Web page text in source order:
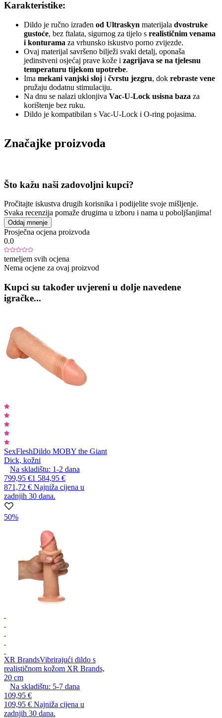
Karakteristike:
Dildo je ručno izrađen od Ultraskyn materijala dvostruke
gustoće, bez ftalata, sigurnog za tijelo s realističnim venama
i konturama za vrhunsko iskustvo porno zvijezde.
Ovaj materijal savršeno bilježi svaki detalj, oponaša
jedinstveni osjećaj prave kože i zagrijava se na tjelesnu
temperaturu tijekom upotrebe.
Ima mekani vanjski sloj i čvrstu jezgru, dok rebraste vene
pružaju dodatnu stimulaciju.
Na dnu se nalazi uklonjiva Vac-U-Lock usisna baza za
korištenje bez ruku.
Dildo je kompatibilan s Vac-U-Lock i O-ring pojasima.
Značajke proizvoda
Što kažu naši zadovoljni kupci?
Pročitajte iskustva drugih korisnika i podijelite svoje mišljenje.
Svaka recenzija pomaže drugima u izboru i nama u poboljšanjima!
Oddaj mnenje
Prosječna ocjena proizvoda
0.0
temeljem svih ocjena
Nema ocjene za ovaj proizvod
Kupci su također uvjereni u dolje navedene
igračke...
SexFleshDildo MOBY the Giant
Dick, kožni
Na skladištu: 1-2 dana
799,95 €1 584,95 €
871,72 € Najniža cijena u
zadnjih 30 dana.
50%
XR BrandsVibrirajući dildo s
realističnom kožom XR Brands,
20 cm
Na skladištu: 5-7 dana
109,95 €
109,95 € Najniža cijena u
zadnjih 30 dana.